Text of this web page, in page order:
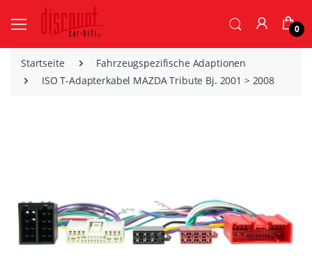
0
Startseite
Fahrzeugspezifische Adaptionen
ISO T-Adapterkabel MAZDA Tribute Bj. 2001 > 2008